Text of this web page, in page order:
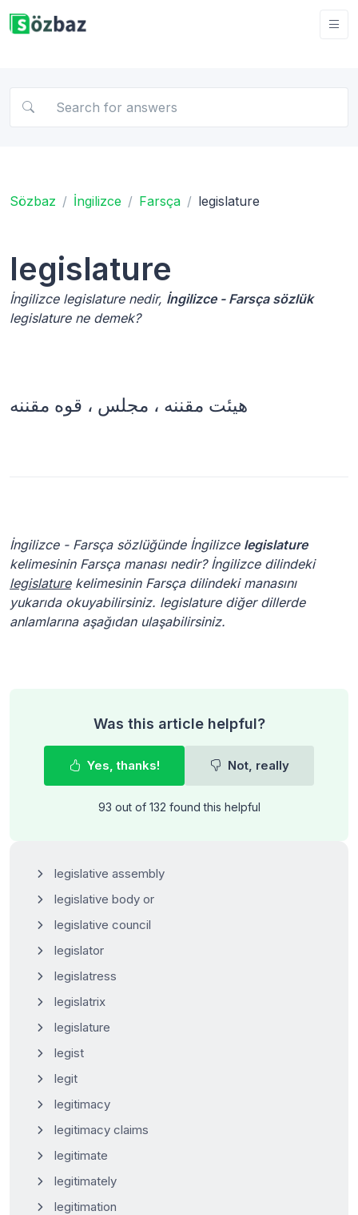
Sözbaz İngilizce Farsça legislature
legislature
İngilizce legislature nedir, İngilizce - Farsça sözlük
legislature ne demek?
İngilizce - Farsça sözlüğünde İngilizce legislature
kelimesinin Farsça manası nedir? İngilizce dilindeki
legislaturekelimesinin Farsça dilindeki manasını
yukarıda okuyabilirsiniz. legislature diğer dillerde
anlamlarına aşağıdan ulaşabilirsiniz.
Was this article helpful?
Yes, thanks! Not, really
93 out of 132 found this helpful
legislative assembly
legislative body or
legislative council
legislator
legislatress
legislatrix
legislature
legist
legit
legitimacy
legitimacy claims
legitimate
legitimately
legitimation